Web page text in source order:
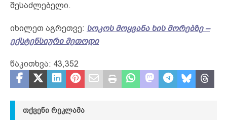
შესაძლებელი.
იხილეთ აგრეთვე: სოკოს მოყვანა ხის მორებზე –
ექსტენსიური მეთოდი
წაკითხვა: 43,352
ᲗᲥᲕᲔᲜᲘ ᲠᲔᲙᲚᲐᲛᲐ